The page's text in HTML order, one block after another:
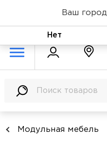
Модульная мебель
Ваш город
Нет